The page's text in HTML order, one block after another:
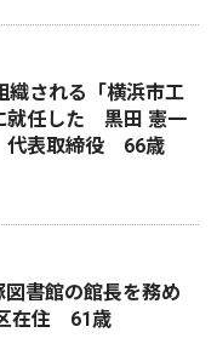
織される「横浜市工
就任した 黒田 憲一
代表取締役 66歳
図書館の館長を務め
在住 61歳